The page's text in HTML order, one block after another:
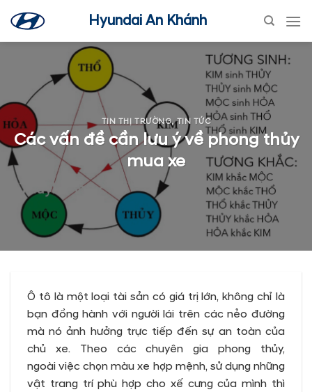
to
content
Hyundai An Khánh
TIN THỊ TRƯỜNG,TIN TỨC
Các vấn đề cần lưu ý về phong thủy
mua xe
Ô tô là một loại tài sản có giá trị lớn, không chỉ là
bạn đồng hành với người lái trên các nẻo đường
mà nó ảnh hưởng trực tiếp đến sự an toàn của
chủ xe. Theo các chuyên gia phong thủy,
ngoài việc chọn màu xe hợp mệnh, sử dụng những
vật trang trí phù hợp cho xế cưng của mình thì